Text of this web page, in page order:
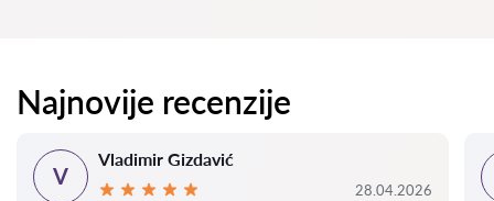
Najnovije recenzije
V
Vladimir Gizdavić
28.04.2026